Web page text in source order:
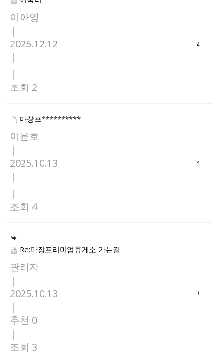
이아영
|
2025.12.12
|
|
조회 2
2
마장프**********
이윤호
|
2025.10.13
|
|
조회 4
4
Re:마장프리미엄휴게소 가는길
관리자
|
2025.10.13
|
추천 0
|
조회 3
3